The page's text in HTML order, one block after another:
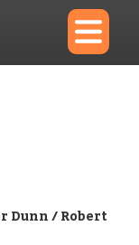
×
Dunn / Robert